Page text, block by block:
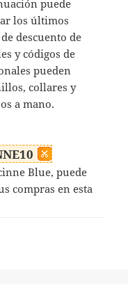
puede
los últimos
descuento de
y códigos de
pueden
collares y
a mano.
Blue, puede
compras en esta
Blue